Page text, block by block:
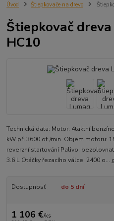
Úvod Štiepkovače na drevo
Štiepkovač
HC10
Technická data: Motor: 4taktní
kW při 3600 ot./min. Objem motoru:
reverzní startování Palivo:
3.6 L Otáčky řezacího válce: 2400 o...
Dostupnosť do 5 dní
1 106 €/ks